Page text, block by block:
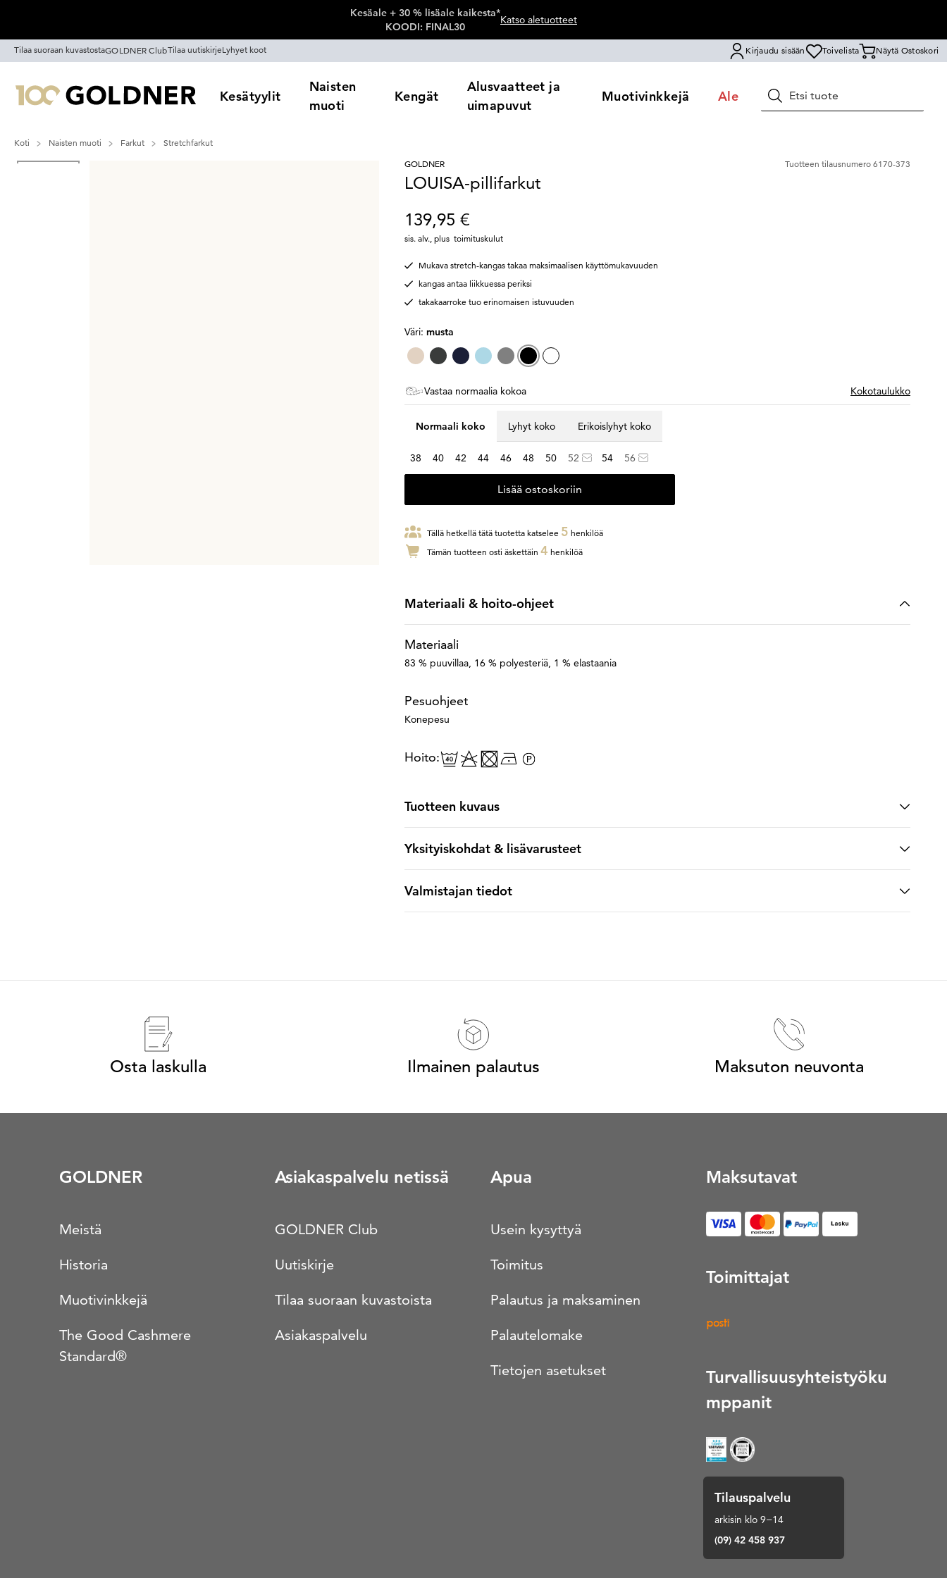
Kesäale + 30 % lisäale kaikesta*
KOODI: FINAL30
Katso aletuotteet
Tilaa suoraan kuvastostaGOLDNER ClubTilaa uutiskirjeLyhyet koot Kirjaudu sisään Toivelista Näytä Ostoskori
Kesätyylit
Naisten
muoti
Kengät
Alusvaatteet ja
uimapuvut
Muotivinkkejä Ale Hae
Koti Naisten muoti Farkut
Stretchfarkut
GOLDNER
Tuotteen tilausnumero 6170-373
LOUISA-pillifarkut
139,95 €
sis. alv., plus toimituskulut
Mukava stretch-kangas takaa maksimaalisen käyttömukavuuden
kangas antaa liikkuessa periksi
takakaarroke tuo erinomaisen istuvuuden
Väri: musta
Vastaa normaalia kokoa Kokotaulukko
Normaali koko Lyhyt koko Erikoislyhyt koko
38 40 42 44 46 48 50 52 54 56
Lisää ostoskoriin
Tällä hetkellä tätä tuotetta katselee 5 henkilöä
Tämän tuotteen osti äskettäin 4 henkilöä
Materiaali & hoito-ohjeet
Materiaali
83 % puuvillaa, 16 % polyesteriä, 1 % elastaania
Pesuohjeet
Konepesu
Hoito:
Tuotteen kuvaus
Yksityiskohdat & lisävarusteet
Valmistajan tiedot
Osta laskulla Ilmainen palautus Maksuton neuvonta
GOLDNER
Meistä
Historia
Muotivinkkejä
The Good Cashmere
Standard®
Asiakaspalvelu netissä
GOLDNER Club
Uutiskirje
Tilaa suoraan kuvastoista
Asiakaspalvelu
Apua
Usein kysyttyä
Toimitus
Palautus ja maksaminen
Palautelomake
Tietojen asetukset
Maksutavat
Lasku (Avautuu uuteen
Toimittajat
Turvallisuusyhteistyöku
mppanit
Tilauspalvelu
arkisin klo 9−14
(09) 42 458 937